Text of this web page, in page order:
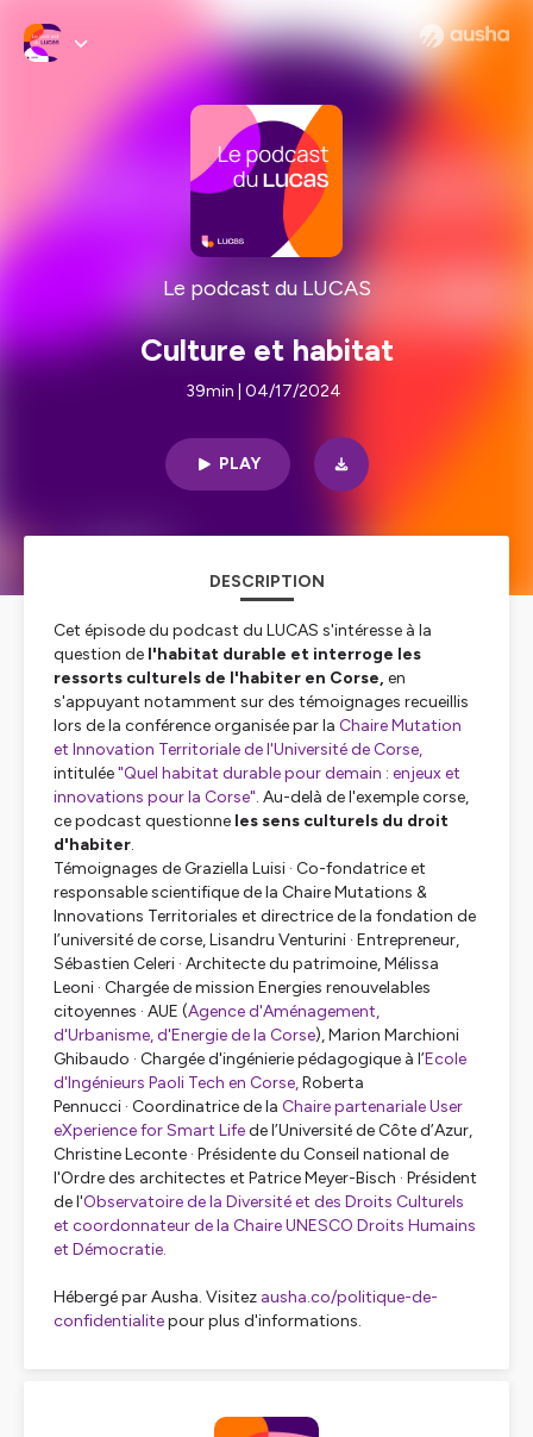
Le podcast du LUCAS
Culture et habitat
39min | 04/17/2024
PLAY
DESCRIPTION
Cet épisode du podcast du LUCAS s'intéresse à la
question de l'habitat durable et interroge les
ressorts culturels de l'habiter en Corse, en
s'appuyant notamment sur des témoignages recueillis
lors de la conférence organisée par la Chaire Mutation
et Innovation Territoriale de l'Université de Corse,
intitulée"Quel habitat durable pour demain : enjeux et
innovations pour la Corse". Au-delà de l'exemple corse,
ce podcast questionne les sens culturels du droit
d'habiter.
Témoignages de Graziella Luisi · Co-fondatrice et
responsable scientifique de la Chaire Mutations &
Innovations Territoriales et directrice de la fondation de
l’université de corse, Lisandru Venturini · Entrepreneur,
Sébastien Celeri · Architecte du patrimoine, Mélissa
Leoni · Chargée de mission Energies renouvelables
citoyennes · AUE (Agence d'Aménagement,
d'Urbanisme, d'Energie de la Corse), Marion Marchioni
Ghibaudo · Chargée d'ingénierie pédagogique à l’Ecole
d'Ingénieurs Paoli Tech en Corse,Roberta
Pennucci · Coordinatrice de la Chaire partenariale User
eXperience for Smart Lifede l’Université de Côte d’Azur,
Christine Leconte · Présidente du Conseil national de
l'Ordre des architectes et Patrice Meyer-Bisch · Président
de l'Observatoire de la Diversité et des Droits Culturels
et coordonnateur de la Chaire UNESCO Droits Humains
et Démocratie.
Hébergé par Ausha. Visitez ausha.co/politique-de-
confidentialitepour plus d'informations.